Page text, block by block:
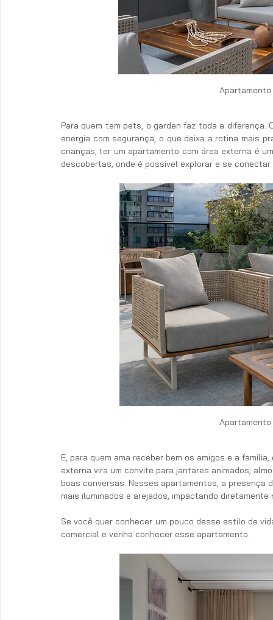
Apartamento
Para quem tem pets, o garden faz toda a
energia com segurança, o que deixa a rotina mais
crianças, ter um apartamento com área externa é
descobertas, onde é possível explorar e se
Apartamento
E, para quem ama receber bem os amigos e a
externa vira um convite para jantares animados,
boas conversas. Nesses apartamentos, a
mais iluminados e arejados, impactando diretamente
Se você quer conhecer um pouco desse estilo de
comercial e venha conhecer esse apartamento.